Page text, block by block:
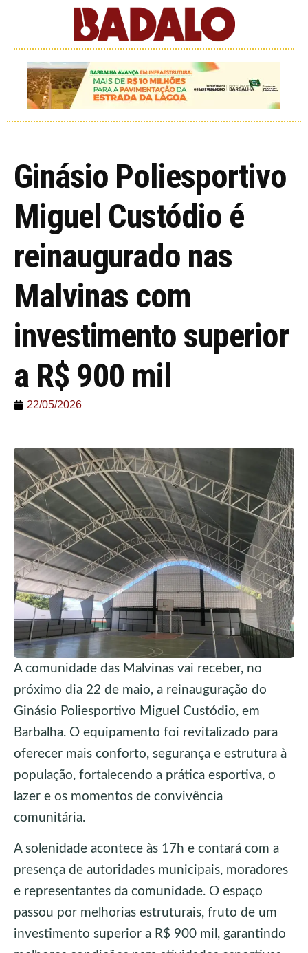
Ginásio Poliesportivo
Miguel Custódio é
reinaugurado nas
Malvinas com
investimento superior
a R$ 900 mil
22/05/2026
A comunidade das Malvinas vai receber, no
próximo dia 22 de maio, a reinauguração do
Ginásio Poliesportivo Miguel Custódio, em
Barbalha. O equipamento foi revitalizado para
oferecer mais conforto, segurança e estrutura à
população, fortalecendo a prática esportiva, o
lazer e os momentos de convivência
comunitária.
A solenidade acontece às 17h e contará com a
presença de autoridades municipais, moradores
e representantes da comunidade. O espaço
passou por melhorias estruturais, fruto de um
investimento superior a R$ 900 mil, garantindo